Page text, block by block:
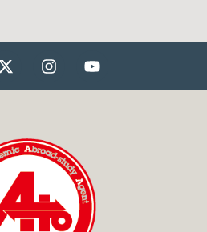
X
-
t
t
t
r
I
n
s
g
r
a
Y
o
u